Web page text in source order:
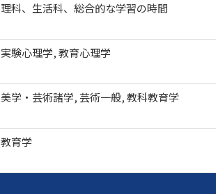
理科、生活科、総合的な学習の時間
実験心理学, 教育心理学
美学・芸術諸学, 芸術一般, 教科教育学
教育学